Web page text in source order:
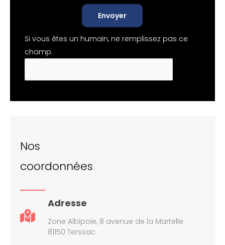
Envoyer
Si vous êtes un humain, ne remplissez pas ce
champ.
Nos
coordonnées
Adresse
Zone Albipole, 8 avenue de la Martelle
81150 Terssac